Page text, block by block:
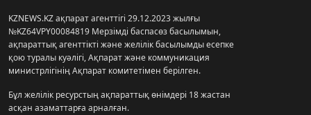
KZNEWS.KZ ақпарат агенттігі 29.12.2023 жылғы
№KZ64VPY00084819 Мерзімді баспасөз басылымын,
ақпараттық агенттікті және желілік басылымды есепке
қою туралы куәлігі, Ақпарат және коммуникация
министрлігінің Ақпарат комитетімен берілген.
Бұл желілік ресурстың ақпараттық өнімдері 18 жастан
асқан азаматтарға арналған.